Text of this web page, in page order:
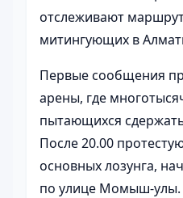
отслеживают
митингующих в
Первые сообщения
арены, где
пытающихся
После 20.00
основных лозунга,
по улице Момыш-улы.